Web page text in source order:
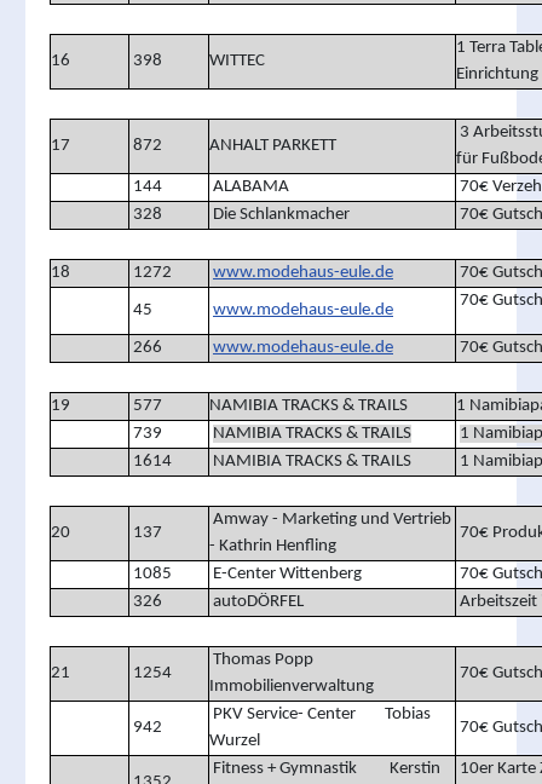
16 398 WITTEC
1 Terra
Einrichtung
17 872 ANHALT PARKETT
3
für
144
ALABAMA
70€
328
Die Schlankmacher 70€
18 1272 www.modehaus-eule.de 70€
45 www.modehaus-eule.de
70€
266 www.modehaus-eule.de 70€
19 577 NAMIBIA TRACKS & TRAILS
1
739
NAMIBIA TRACKS & TRAILS
1
1614
NAMIBIA TRACKS & TRAILS 1
20 137
Amway - Marketing und Vertrieb
- Kathrin Henfling
70€
1085 E-Center Wittenberg
70€
326
autoDÖRFEL Arbeitszeit
21 1254
Thomas Popp
Immobilienverwaltung
70€
942
PKV Service- Center Tobias
Wurzel
70€
Fitness + Gymnastik Kerstin 10er Karte